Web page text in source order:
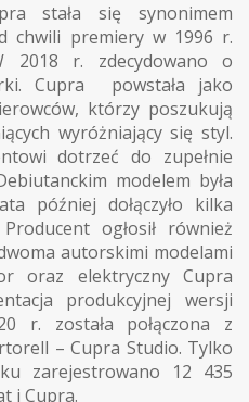
stała się synonimem
chwili premiery w 1996 r.
r. zdecydowano o
Cupra powstała jako
którzy poszukują
wyróżniający się styl.
dotrzeć do zupełnie
modelem była
później dołączyło kilka
ogłosił również
autorskimi modelami
oraz elektryczny Cupra
produkcyjnej wersji
r. została połączona z
– Cupra Studio. Tylko
zarejestrowano 12 435
i Cupra.